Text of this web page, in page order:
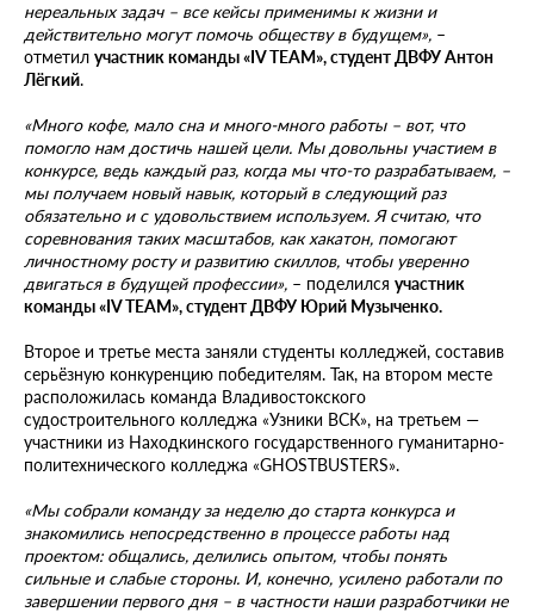
нереальных задач – все кейсы применимы к жизни и
действительно могут помочь обществу в будущем», –
отметил участник команды «IV TEAM», студент ДВФУ Антон
Лёгкий.
«Много кофе, мало сна и много-много работы – вот, что
помогло нам достичь нашей цели. Мы довольны участием в
конкурсе, ведь каждый раз, когда мы что-то разрабатываем, –
мы получаем новый навык, который в следующий раз
обязательно и с удовольствием используем. Я считаю, что
соревнования таких масштабов, как хакатон, помогают
личностному росту и развитию скиллов, чтобы уверенно
двигаться в будущей профессии», – поделился участник
команды «IV TEAM», студент ДВФУ Юрий Музыченко.
Второе и третье места заняли студенты колледжей, составив
серьёзную конкуренцию победителям. Так, на втором месте
расположилась команда Владивостокского
судостроительного колледжа «Узники ВСК», на третьем —
участники из Находкинского государственного гуманитарно-
политехнического колледжа «GHOSTBUSTERS».
«Мы собрали команду за неделю до старта конкурса и
знакомились непосредственно в процессе работы над
проектом: общались, делились опытом, чтобы понять
сильные и слабые стороны. И, конечно, усилено работали по
завершении первого дня – в частности наши разработчики не